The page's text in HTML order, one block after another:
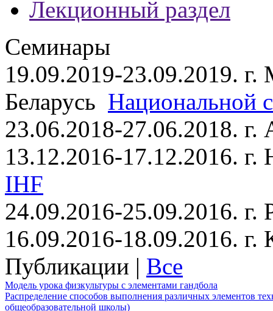
Лекционный раздел
Семинары
19.09.2019-23.09.2019. г.
Беларусь Национальной
23.06.2018-27.06.2018.
13.12.2016-17.12.2016.
IHF
24.09.2016-25.09.2016. г.
16.09.2016-18.09.2016.
Публикации | Все
Модель урока физкультуры с элементами гандбола
Распределение способов выполнения различных элементов
общеобразовательной школы)